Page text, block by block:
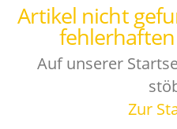
Artikel nicht
Auf unserer
Zur